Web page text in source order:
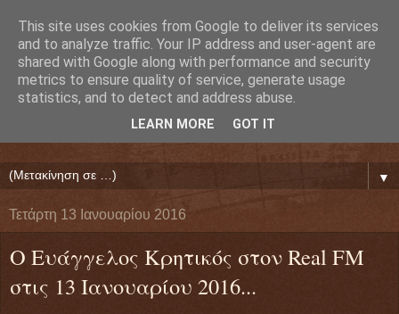
Ευάγγελος Κρητικός
ΠΡΟΕΔΡΟΣ ΕΘΝΙΚΗΣ ΟΜΟΣΠΟΝΔΙΑΣ ΔΑΝΕΙΟΛΗΠΤΩΝ
▼
Τετάρτη 13 Ιανουαρίου 2016
Ο Ευάγγελος Κρητικός στον Real FM
στις 13 Ιανουαρίου 2016...
This site uses cookies from Google to deliver its services
and to analyze traffic. Your IP address and user-agent are
shared with Google along with performance and security
metrics to ensure quality of service, generate usage
statistics, and to detect and address abuse.
LEARN MORE GOT IT